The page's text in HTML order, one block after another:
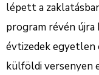
lépett a
program révén
évtizedek egyetlen
külföldi versenyen